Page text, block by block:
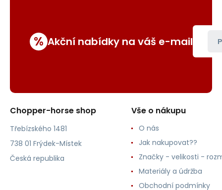
% Akční nabídky na váš e-mail
Chopper-horse shop
Třebízského 1481
738 01 Frýdek-Místek
Česká republika
Vše o nákupu
O nás
Jak nakupovat??
Značky - velikosti -
Materiály a údržba
Obchodní podmínky